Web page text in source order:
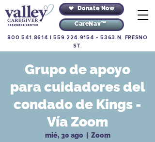
Donate Now
CareNav™
800.541.8614 |559.224.9154 •5363 N. FRESNO
ST.
Grupo de apoyo
para cuidadores del
condado de Kings -
Vía Zoom
mié, 30 ago
  |
Zoom